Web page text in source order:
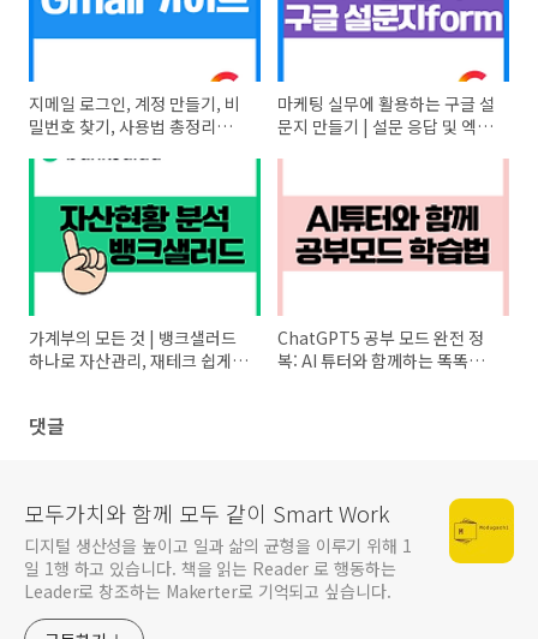
지메일 로그인, 계정 만들기, 비
밀번호 찾기, 사용법 총정리
마케팅 실무에 활용하는 구글 설
문지 만들기 | 설문 응답 및 엑셀
가계부의 모든 것 | 뱅크샐러드
하나로 자산관리, 재테크 쉽게
ChatGPT5 공부 모드 완전 정
복: AI 튜터와 함께하는 똑똑한
댓글
모두가치와 함께 모두 같이 Smart Work
디지털 생산성을 높이고 일과 삶의 균형을 이루기 위해 1
일 1행 하고 있습니다. 책을 읽는 Reader 로 행동하는
Leader로 창조하는 Makerter로 기억되고 싶습니다.